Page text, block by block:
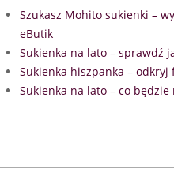
Szukasz Mohito sukienki –
eButik
Sukienka na lato – sprawdź
Sukienka hiszpanka –
Sukienka na lato – co